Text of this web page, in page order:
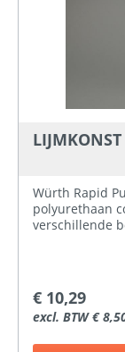
Würth Rapid
polyurethaan
verschillende
Formica e.d.),
buiten
€ 10,29
excl. BTW €